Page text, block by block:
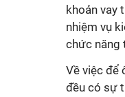
khoản vay
nhiệm vụ
chức năng
Về việc để
đều có sự